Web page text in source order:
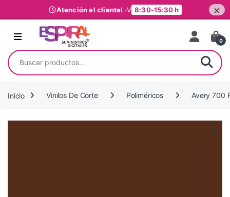
Atención al clienteL-V 8:30-15:30 h ×
Ir al contenido
0
Buscar por:
Inicio Vinilos De Corte Poliméricos Avery 700
🔍